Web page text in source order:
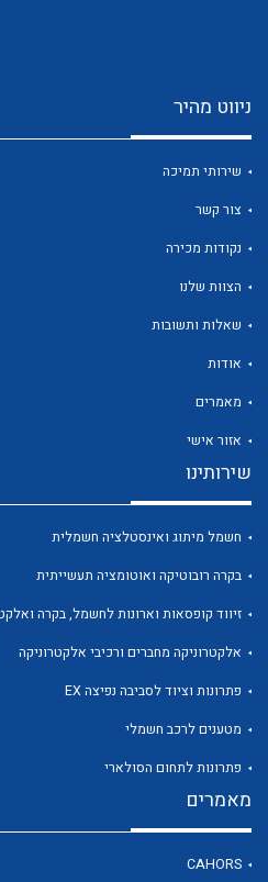
לכל מוצרי היצרן
לכל מוצרי היצרן
ניווט מהיר
שירותי תמיכה
צור קשר
נקודות מכירה
הצוות שלנו
שאלות ותשובות
אודות
מאמרים
אזור אישי
שירותינו
חשמל מיתוג ואינסטלציה חשמלית
בקרה רובוטיקה ואוטומציה תעשייתית
זיווד קופסאות וארונות לחשמל, בקרה
אלקטרוניקה מחברים ורכיבי אלקטרוניקה
פתרונות וציוד לסביבה נפיצה EX
מטענים לרכב חשמלי
פתרונות לתחום הסולארי
מאמרים
CAHORS